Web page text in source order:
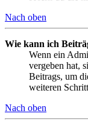
Nach oben
Wie kann ich
Wenn ein
vergeben hat,
Beitrags, um
weiteren
Nach oben